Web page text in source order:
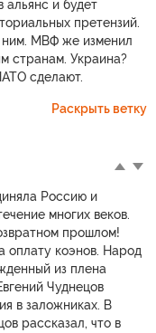
альянс и будет
претензий.
ним. МВФ же изменил
странам. Украина?
сделают.
Раскрыть ветку
Россию и
многих веков.
прошлом!
оплату коэнов. Народ
из плена
Чуднецов
в заложниках. В
рассказал, что в